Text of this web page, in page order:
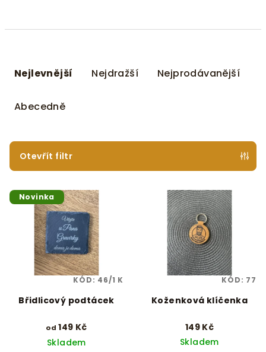
r
o
d
Nejlevnější Nejdražší Nejprodávanější
Abecedně
Otevřít filtr
V
ý
Novinka
Břidlicový podtácek
od 149 Kč
Skladem
KÓD: 46/1 K
Koženková klíčenka
149 Kč
Skladem
KÓD: 77